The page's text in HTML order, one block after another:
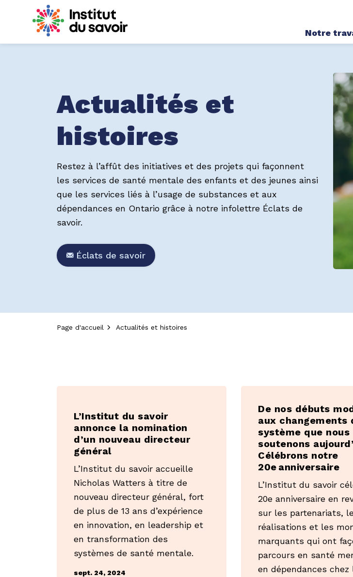
Institut du savoir sur la santé mentale et les
Notre
Actualités et
histoires
Restez à l’affût des initiatives et des projets qui façonnent
les services de santé mentale des enfants et des jeunes ainsi
que les services liés à l’usage de substances et aux
dépendances en Ontario grâce à notre infolettre Éclats de
savoir.
Éclats de savoir
Page d'accueil Actualités et histoires
L’Institut du savoir
annonce la nomination
d’un nouveau directeur
général
L’Institut du savoir accueille
Nicholas Watters à titre de
nouveau directeur général, fort
de plus de 13 ans d’expérience
en innovation, en leadership et
en transformation des
systèmes de santé mentale.
sept. 24, 2024
De nos débuts
aux changements
système que nous
soutenons
Célébrons notre
20e anniversaire
L’Institut du savoir
20e anniversaire en
sur les partenariats,
réalisations et les
marquants qui ont
parcours en santé
en dépendances chez